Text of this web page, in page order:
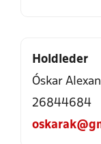
Holdleder
Óskar
26844684